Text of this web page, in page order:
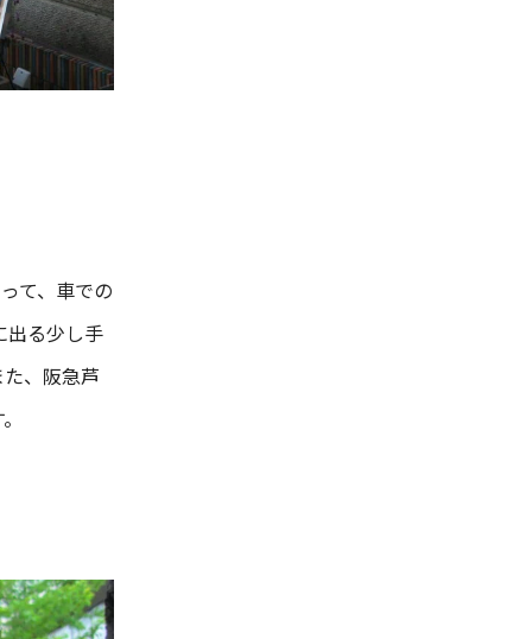
て、車での
出る少し手
、阪急芦